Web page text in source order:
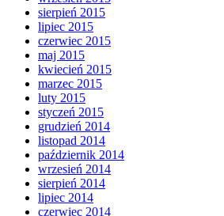
sierpień 2015
lipiec 2015
czerwiec 2015
maj 2015
kwiecień 2015
marzec 2015
luty 2015
styczeń 2015
grudzień 2014
listopad 2014
październik 2014
wrzesień 2014
sierpień 2014
lipiec 2014
czerwiec 2014